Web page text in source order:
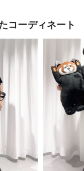
コーディネート